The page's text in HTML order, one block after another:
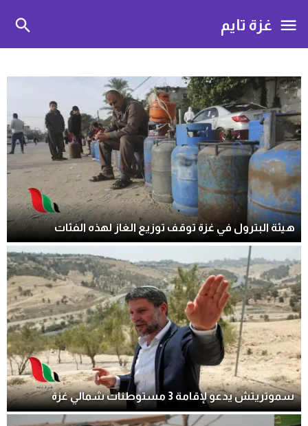
غزة تايم
هيئة البترول في غزة توقف توزيع الغاز لهذه الفئات
سموتريتش يدعو لإقامة 3 مستوطنات شمالي غزة